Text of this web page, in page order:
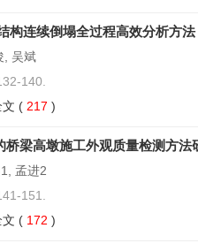
构连续倒塌全过程高效分析方法
, 吴斌
140.
( 217 )
桥梁高墩施工外观质量检测方法
孟进2
151.
( 172 )